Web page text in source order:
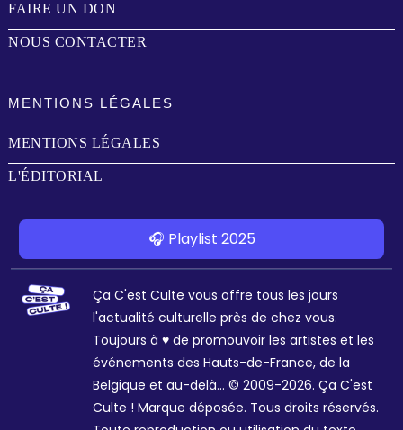
FAIRE UN DON
NOUS CONTACTER
MENTIONS LÉGALES
MENTIONS LÉGALES
L'ÉDITORIAL
🎧 Playlist 2025
Ça C'est Culte vous offre tous les jours
l'actualité culturelle près de chez vous.
Toujours à ♥ de promouvoir les artistes et les
événements des Hauts-de-France, de la
Belgique et au-delà... © 2009-2026. Ça C'est
Culte ! Marque déposée. Tous droits réservés.